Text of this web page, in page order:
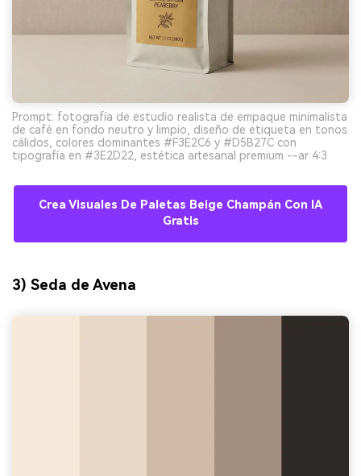
Prompt: fotografía de estudio realista de empaque minimalista
de café en fondo neutro y limpio, diseño de etiqueta en tonos
cálidos, colores dominantes #F3E2C6 y #D5B27C con
tipografía en #3E2D22, estética artesanal premium --ar 4:3
Crea Visuales De Paletas Beige Champán Con IA
Gratis
3) Seda de Avena